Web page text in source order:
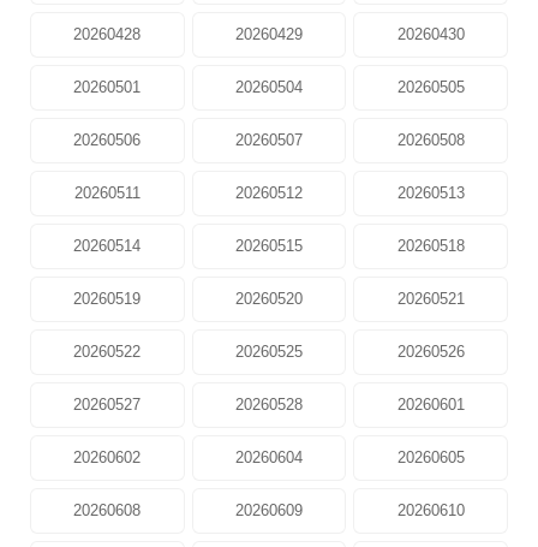
20260428 20260429 20260430
20260501 20260504 20260505
20260506 20260507 20260508
20260511 20260512 20260513
20260514 20260515 20260518
20260519 20260520 20260521
20260522 20260525 20260526
20260527 20260528 20260601
20260602 20260604 20260605
20260608 20260609 20260610